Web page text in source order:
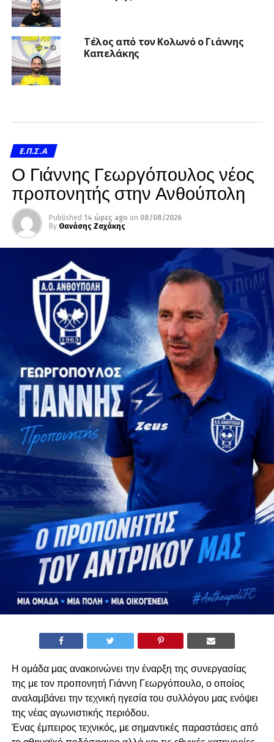
Τέλος από τον Κολωνό ο Γιάννης
Καπελάκης
Ε.Π.Σ.Α
Ο Γιάννης Γεωργόπουλος νέος
προπονητής στην Ανθούπολη
Published 14 ώρες ago on 08/08/2026
By Θανάσης Ζαχάκης
Η ομάδα μας ανακοινώνει την έναρξη της συνεργασίας
της με τον προπονητή Γιάννη Γεωργόπουλο, ο οποίος
αναλαμβάνει την τεχνική ηγεσία του συλλόγου μας ενόψει
της νέας αγωνιστικής περιόδου.
Ένας έμπειρος τεχνικός, με σημαντικές παραστάσεις από